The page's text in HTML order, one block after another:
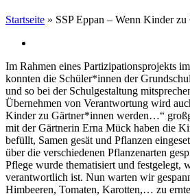
Startseite » SSP Eppan – Wenn Kinder
Im Rahmen eines Partizipationsprojekts
konnten die Schüler*innen der
und so bei der Schulgestaltung
Übernehmen von Verantwortung wird
Kinder zu Gärtner*innen werden…“
mit der Gärtnerin Erna Mück haben die
befüllt, Samen gesät und Pflanzen
über die verschiedenen Pflanzenarten
Pflege wurde thematisiert und festgelegt,
verantwortlich ist. Nun warten wir
Himbeeren, Tomaten, Karotten,… zu